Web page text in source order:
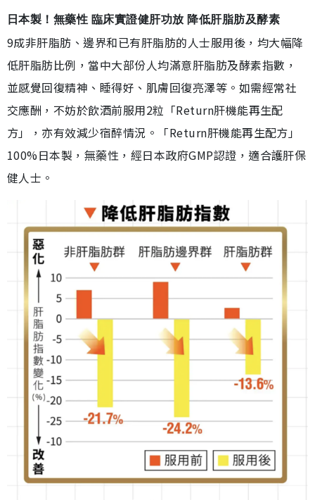
日本製！無藥性 臨床實證健肝功放 降低肝脂肪及酵素
9成非肝脂肪、邊界和已有肝脂肪的人士服用後，均大幅降
低肝脂肪比例，當中大部份人均滿意肝脂肪及酵素指數，
並感覺回復精神、睡得好、肌膚回復亮澤等。如需經常社
交應酬，不妨於飲酒前服用2粒「Return肝機能再生配
方」，亦有效減少宿醉情況。「Return肝機能再生配方」
100%日本製，無藥性，經日本政府GMP認證，適合護肝保
健人士。